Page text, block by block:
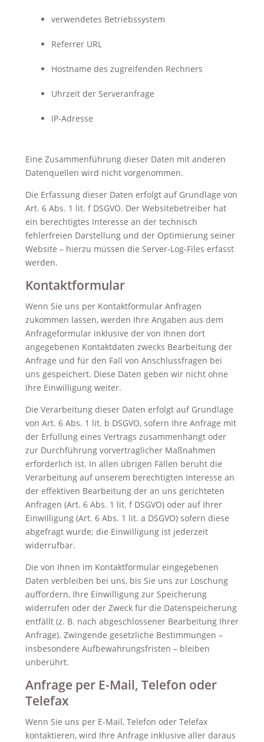
verwendetes Betriebssystem
Referrer URL
Hostname des zugreifenden Rechners
Uhrzeit der Serveranfrage
IP-Adresse
Eine Zusammenführung dieser Daten mit anderen
Datenquellen wird nicht vorgenommen.
Die Erfassung dieser Daten erfolgt auf Grundlage von
Art. 6 Abs. 1 lit. f DSGVO. Der Websitebetreiber hat
ein berechtigtes Interesse an der technisch
fehlerfreien Darstellung und der Optimierung seiner
Website – hierzu müssen die Server-Log-Files erfasst
werden.
Kontaktformular
Wenn Sie uns per Kontaktformular Anfragen
zukommen lassen, werden Ihre Angaben aus dem
Anfrageformular inklusive der von Ihnen dort
angegebenen Kontaktdaten zwecks Bearbeitung der
Anfrage und für den Fall von Anschlussfragen bei
uns gespeichert. Diese Daten geben wir nicht ohne
Ihre Einwilligung weiter.
Die Verarbeitung dieser Daten erfolgt auf Grundlage
von Art. 6 Abs. 1 lit. b DSGVO, sofern Ihre Anfrage mit
der Erfüllung eines Vertrags zusammenhängt oder
zur Durchführung vorvertraglicher Maßnahmen
erforderlich ist. In allen übrigen Fällen beruht die
Verarbeitung auf unserem berechtigten Interesse an
der effektiven Bearbeitung der an uns gerichteten
Anfragen (Art. 6 Abs. 1 lit. f DSGVO) oder auf Ihrer
Einwilligung (Art. 6 Abs. 1 lit. a DSGVO) sofern diese
abgefragt wurde; die Einwilligung ist jederzeit
widerrufbar.
Die von Ihnen im Kontaktformular eingegebenen
Daten verbleiben bei uns, bis Sie uns zur Löschung
auffordern, Ihre Einwilligung zur Speicherung
widerrufen oder der Zweck für die Datenspeicherung
entfällt (z. B. nach abgeschlossener Bearbeitung Ihrer
Anfrage). Zwingende gesetzliche Bestimmungen –
insbesondere Aufbewahrungsfristen – bleiben
unberührt.
Anfrage per E-Mail, Telefon oder
Telefax
Wenn Sie uns per E-Mail, Telefon oder Telefax
kontaktieren, wird Ihre Anfrage inklusive aller daraus